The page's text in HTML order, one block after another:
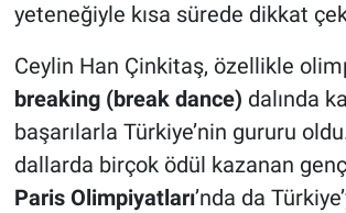
yeteneğiyle kısa sürede dikkat
Ceylin Han Çinkitaş, özellikle
breaking (break dance) dalında
başarılarla Türkiye’nin gururu
dallarda birçok ödül kazanan
Paris Olimpiyatları’nda da